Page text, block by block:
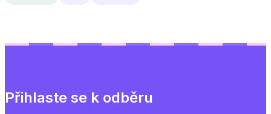
Přihlaste se k odběru